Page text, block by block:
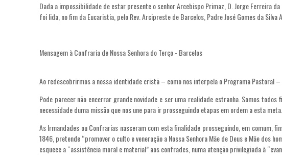
Dada a impossibilidade de estar presente o senhor Arcebispo Primaz, D. Jorge Ferreira
foi lida, no fim da Eucaristia, pelo Rev. Arcipreste de Barcelos, Padre José Gomes da Silva
Mensagem à Confraria de Nossa Senhora do Terço - Barcelos
Ao redescobrirmos a nossa identidade cristã – como nos interpela o Programa Pastoral
Pode parecer não encerrar grande novidade e ser uma realidade estranha. Somos
necessidade duma missão que nos une para ir prosseguindo etapas em ordem a esta
As Irmandades ou Confrarias nasceram com esta finalidade prosseguindo, em comum,
1846, pretende “promover o culto e veneração a Nossa Senhora Mãe de Deus e Mãe dos
esquece a “assistência moral e material” aos confrades, numa atenção privilegiada à